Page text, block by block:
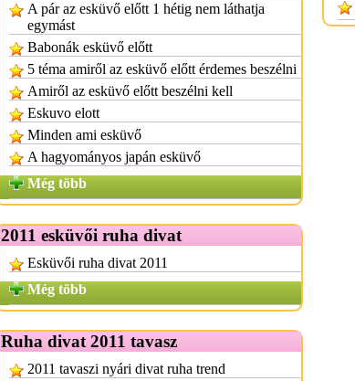
A pár az esküvő előtt 1 hétig nem láthatja
egymást
Babonák esküvő előtt
5 téma amiről az esküvő előtt érdemes beszélni
Amiről az esküvő előtt beszélni kell
Eskuvo elott
Minden ami esküvő
A hagyományos japán esküvő
Még több
2011 esküvői ruha divat
Esküvői ruha divat 2011
Még több
Ruha divat 2011 tavasz
2011 tavaszi nyári divat ruha trend